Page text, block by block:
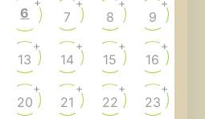
6 7
+
8
+
9
+
13
+
14
+
15
+
16
+
20
+
21
+
22
+
23
+